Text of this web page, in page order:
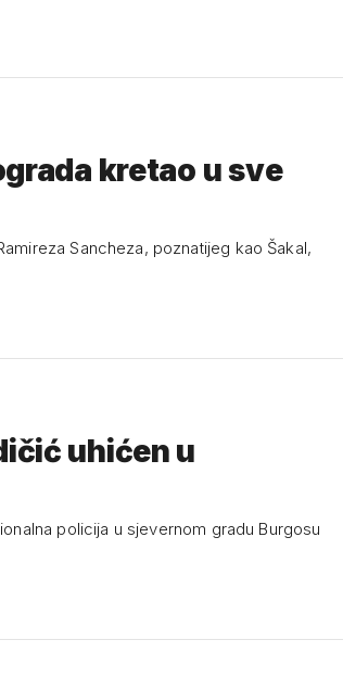
kretao u sve
Sancheza, poznatijeg kao Šakal,
uhićen u
policija u sjevernom gradu Burgosu